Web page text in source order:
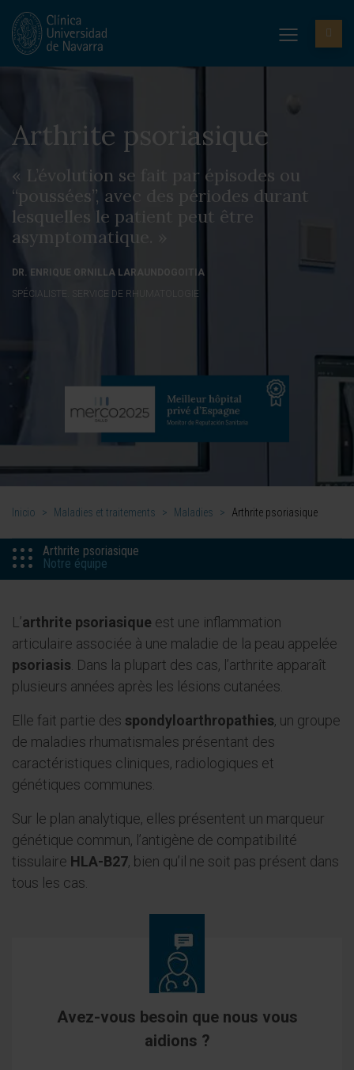
Arthrite psoriasique
« L’évolution se fait par épisodes ou
“poussées”, avec des périodes durant
lesquelles le patient peut être
asymptomatique. »
DR. ENRIQUE ORNILLA LARAUNDOGOITIA
SPÉCIALISTE. SERVICE DE RHUMATOLOGIE
Inicio > Maladies et traitements > Maladies > Arthrite psoriasique
Arthrite psoriasique
Notre équipe
L’arthrite psoriasique est une inflammation
articulaire associée à une maladie de la peau appelée
psoriasis . Dans la plupart des cas, l’arthrite apparaît
plusieurs années après les lésions cutanées.
Elle fait partie des spondyloarthropathies, un groupe
de maladies rhumatismales présentant des
caractéristiques cliniques, radiologiques et
génétiques communes.
Sur le plan analytique, elles présentent un marqueur
génétique commun, l’antigène de compatibilité
tissulaire HLA-B27, bien qu’il ne soit pas présent dans
tous les cas.
Avez-vous besoin que nous vous
aidions ?